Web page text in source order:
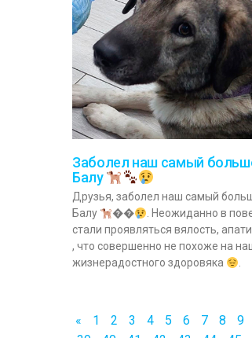
Заболел наш самый
Балу
Друзья, заболел наш самый
Балу
��
. Неожиданно в
стали проявляться вялость,
, что совершенно не похоже на
жизнерадостного здоровяка
« 1 2 3 4 5 6 7 8 9